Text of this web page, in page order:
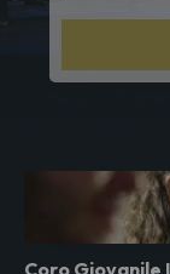
Coro Giovanile